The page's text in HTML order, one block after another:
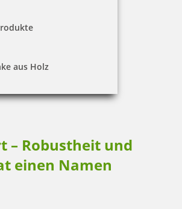
aus Holz
reduziert. Dieser Vorteil macht
der Printer Line zu einem
Stempel an Arbeitsorten mit viel
– Robustheit und
einen Namen